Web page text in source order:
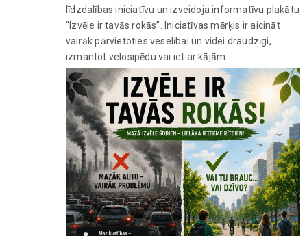
līdzdalības iniciatīvu un izveidoja informatīvu plakātu
“Izvēle ir tavās rokās”. Iniciatīvas mērķis ir aicināt
vairāk pārvietoties veselībai un videi draudzīgi,
izmantot velosipēdu vai iet ar kājām.